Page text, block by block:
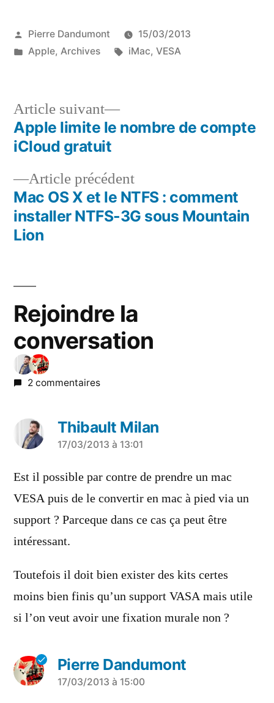
Publié
par
Pierre Dandumont
15/03/2013
Publié
Apple, Archives Étiquettes :
iMac, VESA
Navigation
l’article
Article précédentArticle
précédent :
Mac OS X et le NTFS : comment
installer NTFS-3G sous Mountain
Lion
Article suivant
Article
suivant :
Apple limite le nombre de compte
iCloud gratuit
Rejoindre la
conversation
2 commentaires
Thibault Milan
a
dit :
17/03/2013 à 13:01
Est il possible par contre de prendre un mac
VESA puis de le convertir en mac à pied via un
support ? Parceque dans ce cas ça peut être
intéressant.
Toutefois il doit bien exister des kits certes
moins bien finis qu’un support VASA mais utile
si l’on veut avoir une fixation murale non ?
Pierre Dandumont
a
17/03/2013 à 15:00